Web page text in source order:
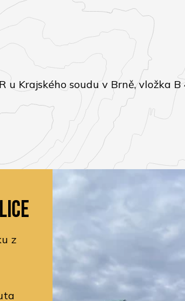
u Krajského soudu v Brně, vložka B
z